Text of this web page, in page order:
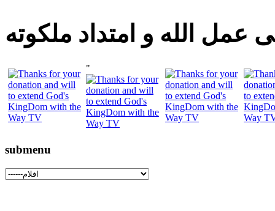
عمل الله و امتداد ملكوته
"
submenu